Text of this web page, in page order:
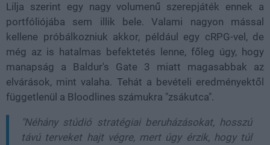
Lilja szerint egy nagy volumenű szerepjáték ennek a
portfóliójába sem illik bele. Valami nagyon mással
kellene próbálkozniuk akkor, például egy cRPG-vel, de
még az is hatalmas befektetés lenne, főleg úgy, hogy
manapság a Baldur's Gate 3 miatt magasabbak az
elvárások, mint valaha. Tehát a bevételi eredményektől
függetlenül a Bloodlines számukra "zsákutca".
"Néhány stúdió stratégiai beruházásokat, hosszú
távú terveket hajt végre, mert úgy érzik, hogy túl